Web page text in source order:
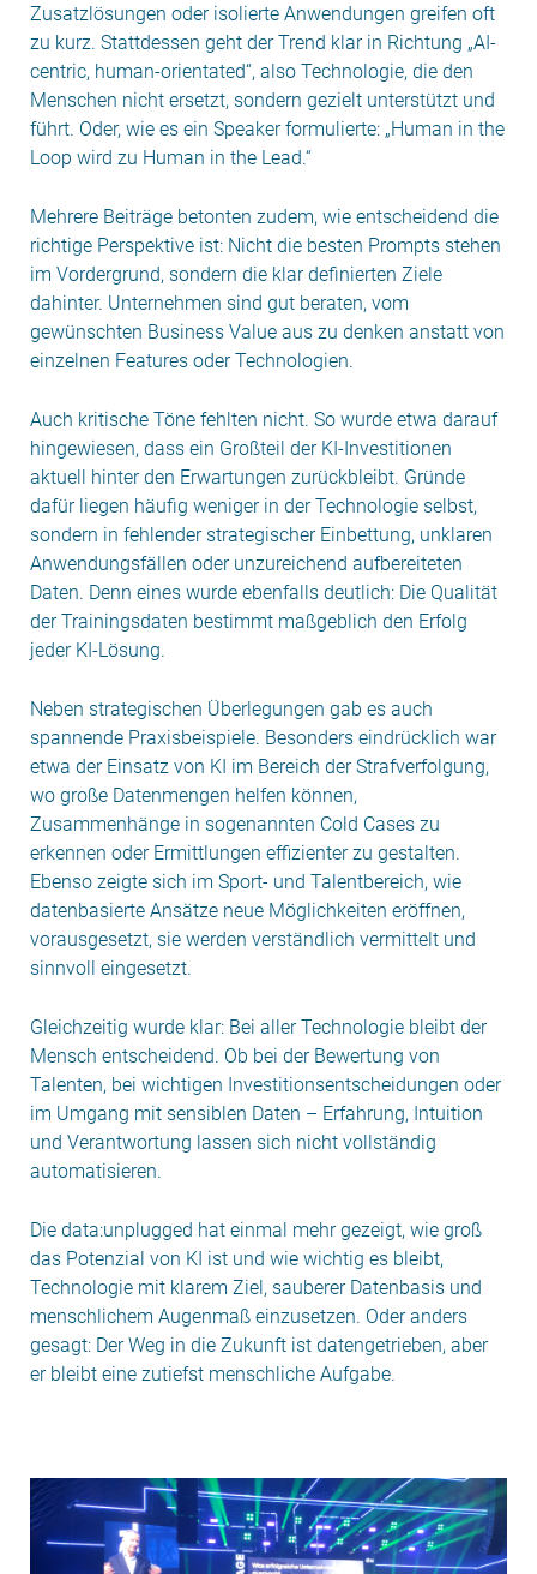
Zusatzlösungen oder isolierte Anwendungen greifen oft
zu kurz. Stattdessen geht der Trend klar in Richtung „AI-
centric, human-orientated“, also Technologie, die den
Menschen nicht ersetzt, sondern gezielt unterstützt und
führt. Oder, wie es ein Speaker formulierte: „Human in the
Loop wird zu Human in the Lead.“
Mehrere Beiträge betonten zudem, wie entscheidend die
richtige Perspektive ist: Nicht die besten Prompts stehen
im Vordergrund, sondern die klar definierten Ziele
dahinter. Unternehmen sind gut beraten, vom
gewünschten Business Value aus zu denken anstatt von
einzelnen Features oder Technologien.
Auch kritische Töne fehlten nicht. So wurde etwa darauf
hingewiesen, dass ein Großteil der KI-Investitionen
aktuell hinter den Erwartungen zurückbleibt. Gründe
dafür liegen häufig weniger in der Technologie selbst,
sondern in fehlender strategischer Einbettung, unklaren
Anwendungsfällen oder unzureichend aufbereiteten
Daten. Denn eines wurde ebenfalls deutlich: Die Qualität
der Trainingsdaten bestimmt maßgeblich den Erfolg
jeder KI-Lösung.
Neben strategischen Überlegungen gab es auch
spannende Praxisbeispiele. Besonders eindrücklich war
etwa der Einsatz von KI im Bereich der Strafverfolgung,
wo große Datenmengen helfen können,
Zusammenhänge in sogenannten Cold Cases zu
erkennen oder Ermittlungen effizienter zu gestalten.
Ebenso zeigte sich im Sport- und Talentbereich, wie
datenbasierte Ansätze neue Möglichkeiten eröffnen,
vorausgesetzt, sie werden verständlich vermittelt und
sinnvoll eingesetzt.
Gleichzeitig wurde klar: Bei aller Technologie bleibt der
Mensch entscheidend. Ob bei der Bewertung von
Talenten, bei wichtigen Investitionsentscheidungen oder
im Umgang mit sensiblen Daten – Erfahrung, Intuition
und Verantwortung lassen sich nicht vollständig
automatisieren.
Die data:unplugged hat einmal mehr gezeigt, wie groß
das Potenzial von KI ist und wie wichtig es bleibt,
Technologie mit klarem Ziel, sauberer Datenbasis und
menschlichem Augenmaß einzusetzen. Oder anders
gesagt: Der Weg in die Zukunft ist datengetrieben, aber
er bleibt eine zutiefst menschliche Aufgabe.